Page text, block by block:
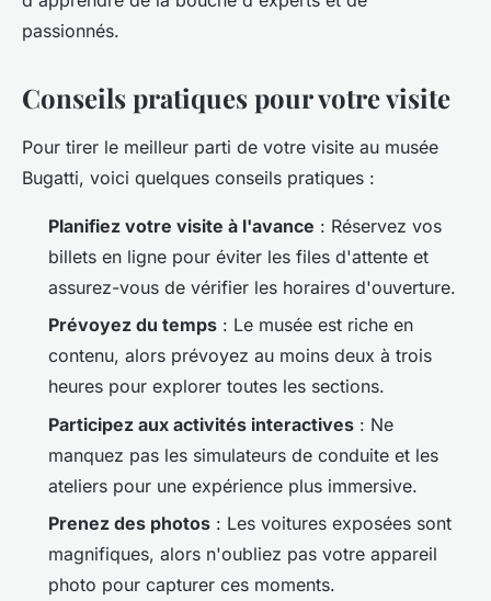
passionnés.
Conseils pratiques pour votre visite
Pour tirer le meilleur parti de votre visite au musée
Bugatti, voici quelques conseils pratiques :
Planifiez votre visite à l'avance : Réservez vos
billets en ligne pour éviter les files d'attente et
assurez-vous de vérifier les horaires d'ouverture.
Prévoyez du temps : Le musée est riche en
contenu, alors prévoyez au moins deux à trois
heures pour explorer toutes les sections.
Participez aux activités interactives : Ne
manquez pas les simulateurs de conduite et les
ateliers pour une expérience plus immersive.
Prenez des photos : Les voitures exposées sont
magnifiques, alors n'oubliez pas votre appareil
photo pour capturer ces moments.